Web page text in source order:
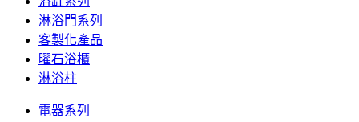
淋浴門系列
客製化產品
曜石浴櫃
淋浴柱
電器系列